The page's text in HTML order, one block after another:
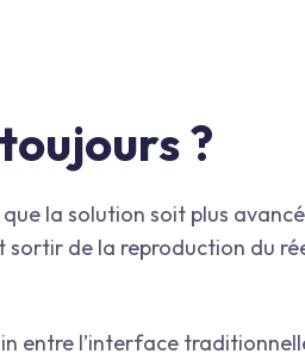
?
la solution soit plus
de la reproduction du
entre l’interface